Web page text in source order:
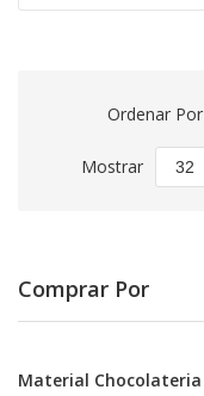
Ordenar Por
Mostrar
Comprar Por
Material Chocolateria